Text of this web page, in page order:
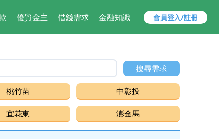
優質金主 借錢需求 金融知識 會員登入/註冊
搜尋需求
桃竹苗 中彰投
宜花東 澎金馬